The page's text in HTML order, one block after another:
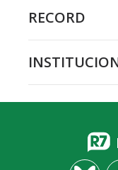
RECORD